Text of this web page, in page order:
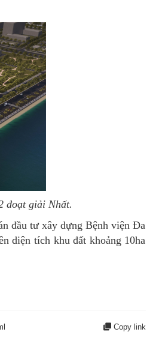
đoạt giải Nhất.
đầu tư xây dựng Bệnh viện Đa
diện tích khu đất khoảng 10ha
Copy link